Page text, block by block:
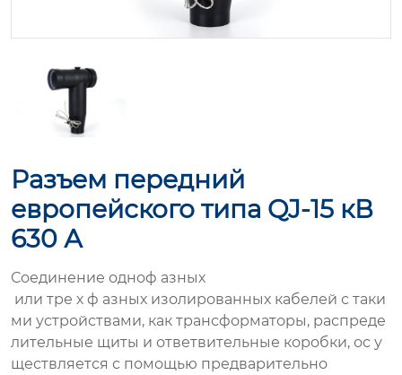
Разъем передний
европейского типа QJ-15 кВ
630 А
Соединение одноф азных
или тре х ф азных изолированных кабелей с таки
ми устройствами, как трансформаторы, распреде
лительные щиты и ответвительные коробки, ос у
ществляется с помощью предварительно